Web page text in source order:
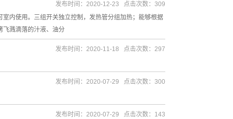
内使用。三组开关独立控制，发热管分组加热；能够根据
飞溅滴落的汁液、油分
发布时间：2020-12-23 点击次数：309
发布时间：2020-11-18 点击次数：297
发布时间：2020-07-29 点击次数：300
发布时间：2020-07-29 点击次数：143